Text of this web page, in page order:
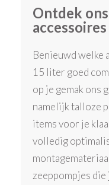
Ontdek
accessoires
Benieuwd welke
15 liter goed
op je gemak ons
namelijk talloze
items voor je
volledig
zeeppompjes